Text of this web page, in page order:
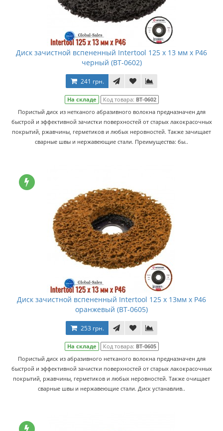
Диск зачистной вспененный Intertool 125 x 13 мм x P46
черный (BT-0602)
241 грн.
На складе Код товара: BT-0602
Пористый диск из нетканого абразивного волокна предназначен для
быстрой и эффективной зачистки поверхностей от старых лакокрасочных
покрытий, ржавчины, герметиков и любых неровностей. Также зачищает
сварные швы и нержавеющие стали. Преимущества: бы..
Диск зачистной вспененный Intertool 125 x 13мм x P46
оранжевый (BT-0605)
253 грн.
На складе Код товара: BT-0605
Пористый диск из абразивного нетканого волокна предназначен для
быстрой и эффективной зачистки поверхностей от старых лакокрасочных
покрытий, ржавчины, герметиков и любых неровностей. Также очищает
сварные швы и нержавеющие стали. Диск устанавлив..